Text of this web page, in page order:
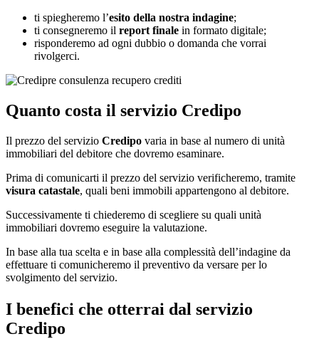
ti spiegheremo l’esito della nostra indagine;
ti consegneremo il report finale in formato digitale;
risponderemo ad ogni dubbio o domanda che vorrai
rivolgerci.
Quanto costa il servizio Credipo
Il prezzo del servizio Credipo varia in base al numero di unità
immobiliari del debitore che dovremo esaminare.
Prima di comunicarti il prezzo del servizio verificheremo, tramite
visura catastale, quali beni immobili appartengono al debitore.
Successivamente ti chiederemo di scegliere su quali unità
immobiliari dovremo eseguire la valutazione.
In base alla tua scelta e in base alla complessità dell’indagine da
effettuare ti comunicheremo il preventivo da versare per lo
svolgimento del servizio.
I benefici che otterrai dal servizio
Credipo